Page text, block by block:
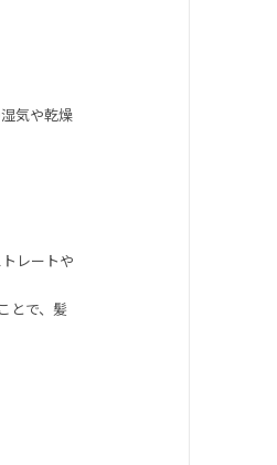
気や乾燥
レートや
とで、髪